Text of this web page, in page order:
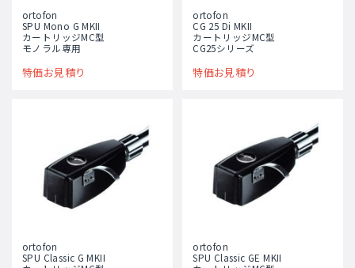
ortofon
SPU Mono G MKII
カートリッジMC型
モノラル専用
特価お見積り
ortofon
CG 25 Di MKII
カートリッジMC型
CG25シリーズ
特価お見積り
ortofon
SPU Classic G MKII
ortofon
SPU Classic GE MKII